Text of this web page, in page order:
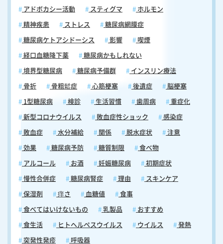
アドボカシー活動 スティグマ ホルモン
精神疾患 ストレス 糖尿病網膜症
糖尿病ケトアシドーシス 影響 喫煙
経口血糖降下薬 糖尿病かもしれない
境界型糖尿病 糖尿病予備群 インスリン療法
骨折 骨粗鬆症 心筋梗塞 後遺症 脳梗塞
1型糖尿病 検診 生活習慣 歯周病 重症化
新型コロナウイルス 敗血症性ショック 感染症
敗血症 水分補給 関係 脱水症状 注意
効果 糖尿病予防 糖質制限 食べ物
アルコール お酒 妊娠糖尿病 初期症状
慢性合併症 糖尿病腎症 理由 スキンケア
保湿剤 痒さ 血糖値 食事
食べてはいけないもの 乳製品 おすすめ
食生活 ヒトヘルペスウイルス ウイルス 発熱
突発性発疹 呼吸器